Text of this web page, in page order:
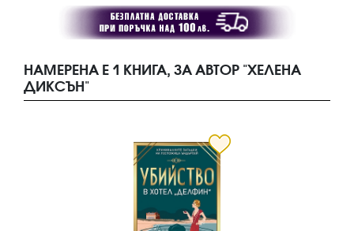
НАМЕРЕНА Е 1 КНИГА, ЗА АВТОР "ХЕЛЕНА
ДИКСЪН"